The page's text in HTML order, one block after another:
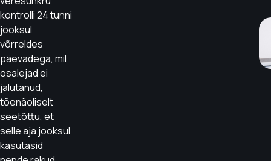
kontrolli 24 tunni
jooksul
võrreldes
päevadega, mil
osalejad ei
jalutanud,
tõenäoliselt
seetõttu, et
selle aja jooksul
kasutasid